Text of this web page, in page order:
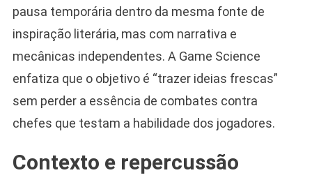
pausa temporária dentro da mesma fonte de
inspiração literária, mas com narrativa e
mecânicas independentes. A Game Science
enfatiza que o objetivo é “trazer ideias frescas”
sem perder a essência de combates contra
chefes que testam a habilidade dos jogadores.
Contexto e repercussão